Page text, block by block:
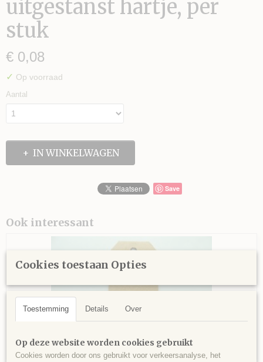
uitgestanst hartje, per
stuk
€ 0,08
✓ Op voorraad
Aantal
IN WINKELWAGEN
Save
Ook interessant
Cookies toestaan Opties
Toestemming Details Over
Op deze website worden cookies gebruikt
Cookies worden door ons gebruikt voor verkeersanalyse, het